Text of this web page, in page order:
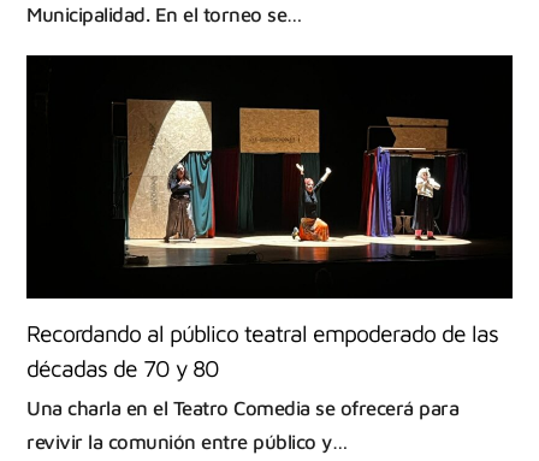
Municipalidad. En el torneo se…
Recordando al público teatral empoderado de las
décadas de 70 y 80
Una charla en el Teatro Comedia se ofrecerá para
revivir la comunión entre público y…